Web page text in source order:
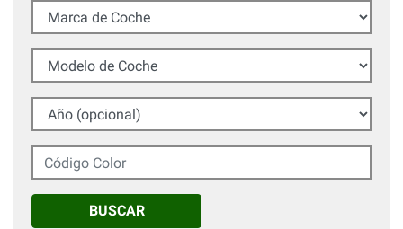
Marca de Coche
Modelo de Coche
Año (opcional)
Código Color
BUSCAR